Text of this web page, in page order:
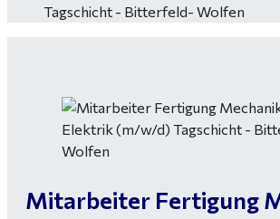
Tagschicht - Bitterfeld- Wolfen
Mitarbeiter Fertigung